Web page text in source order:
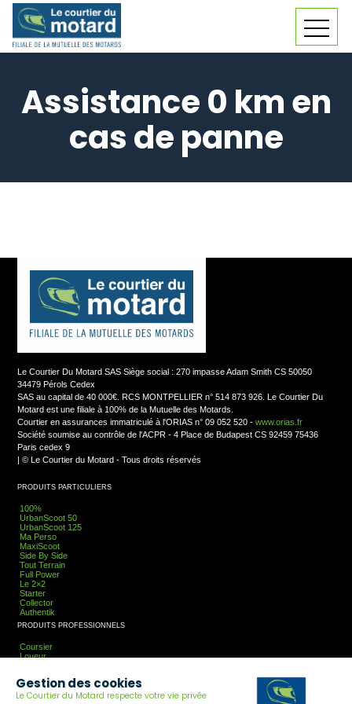
Skip
Assistance 0 km en
cas de panne
Le Courtier Du Motard SAS Siège social : 270 impasse Adam Smith CS 50050
34479 Pérols Cedex
SAS au capital de 40 000€. RCS MONTPELLIER n° 514 873 926. Le Courtier Du
Motard est une filiale à 100% de la Mutuelle des Motards.
Courtier en assurances immatriculé à l'ORIAS n° 09 052 520 -www.orias.fr
Société soumise au contrôle de l'ACPR - 4 Place de Budapest CS 92459 75436
Paris cedex 9
|© Le Courtier du Motard - Tous droits réservés
PRODUITS PARTICULIERS
100%
UrbanScoot 50
UrbanScoot 125
Ma Perso
MaxiScoot
Side By Side
Tout Terrain
Full Power
Le 2×2
Starter
Collector
Authentik
PRODUITS PROFESSIONNELS
Coursier
Loueur
Association
Guideur
Gestion des cookies
Le Courtier du Motard respecte votre vie privée